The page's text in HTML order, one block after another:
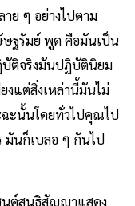
ย ๆ อย่างไปตาม
ฐรัมย์ พูด คือมันเป็น
ติจริงมันปฏิบัตินิยม
งแต่สิ่งเหล่านี้มันไม่
ฉะนั้นโดยทั่วไปคุณไป
มันก็เบลอ ๆ กันไป
นต์สนธิสัญญาแสดง